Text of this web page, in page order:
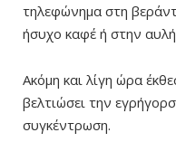
τηλεφώνημα στη
ήσυχο καφέ ή στην
Ακόμη και λίγη ώρα
βελτιώσει την
συγκέντρωση.